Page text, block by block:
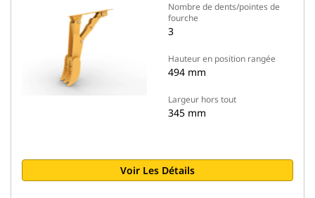
Nombre de dents/pointes de
fourche
3
Hauteur en position rangée
494 mm
Largeur hors tout
345 mm
Voir Les Détails